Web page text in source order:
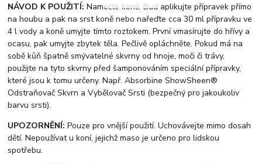
NÁVOD K POUŽITÍ: Namočte koně. Buď aplikujte přípravek přímo
na houbu a pak na srst koně nebo nařeďte cca 30 ml přípravku ve
4 l vody a koně umyjte tímto roztokem. První vmasírujte do hřívy a
ocasu, pak umyjte zbytek těla. Pečlivě opláchněte. Pokud má na
sobě kůň špatně smývatelné skvrny od hnoje, moči či trávy,
použijte na tyto skvrny před šamponováním speciální přípravky,
které jsou k tomu určeny. Např. Absorbine ShowSheen®
Odstraňovač Skvrn a Vybělovač Srsti (bezpečný pro jakoukoliv
barvu srsti).
UPOZORNĚNÍ: Pouze pro vnější použití. Uchovávejte mimo dosah
dětí. Nepoužívat u koní, jejichž maso je určeno pro lidskou
spotřebu.